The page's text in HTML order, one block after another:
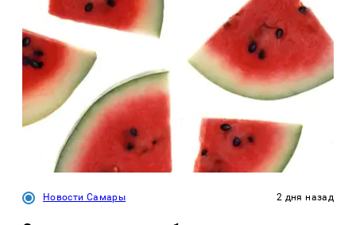
Новости Самары 2 дня назад